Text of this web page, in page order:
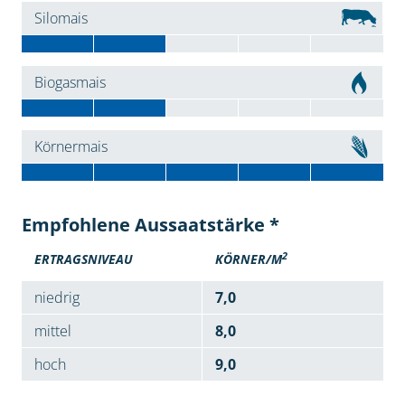
Silomais
Biogasmais
Körnermais
Empfohlene Aussaatstärke *
ERTRAGSNIVEAU KÖRNER/M2
niedrig
7,0
mittel
8,0
hoch
9,0